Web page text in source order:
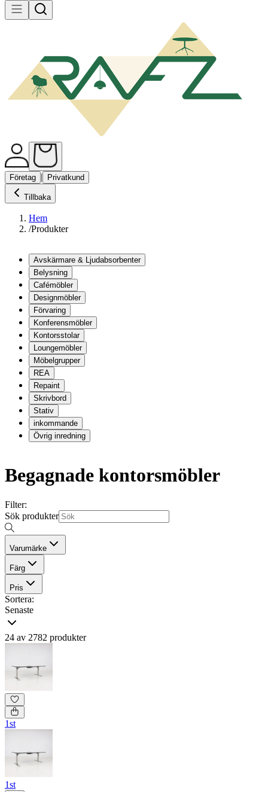
Företag | Privatkund
Tillbaka
Hem
/Produkter
Avskärmare & Ljudabsorbenter
Belysning
Cafémöbler
Designmöbler
Förvaring
Konferensmöbler
Kontorsstolar
Loungemöbler
Möbelgrupper
REA
Repaint
Skrivbord
Stativ
inkommande
Övrig inredning
Begagnade kontorsmöbler
Filter:
Sök produkter
Varumärke
Färg
Pris
Sortera:
Senaste
24 av 2782 produkter
1st
1st